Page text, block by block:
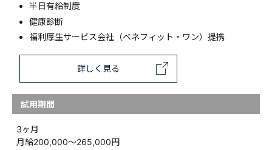
半日有給制度
健康診断
福利厚生サービス会社（ベネフィット・ワン）提携
詳しく見る
試用期間
3ヶ月
月給200,000〜265,000円